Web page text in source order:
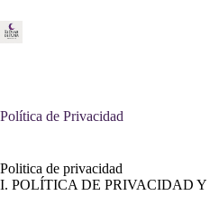
al
contenido
Política de Privacidad
Politica de privacidad
I. POLÍTICA DE PRIVACIDAD Y